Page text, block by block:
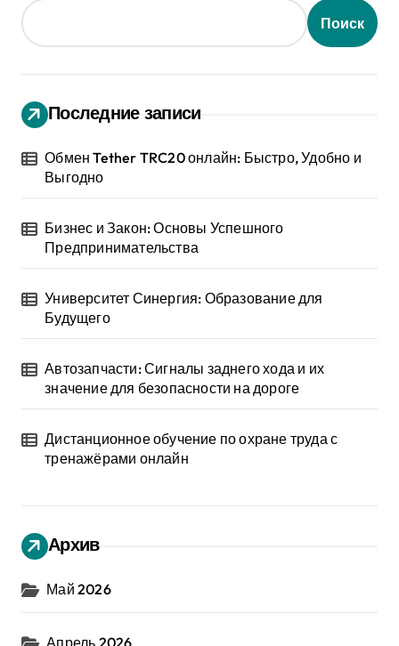
Поиск
Последние записи
Обмен Tether TRC20 онлайн: Быстро, Удобно и
Выгодно
Бизнес и Закон: Основы Успешного
Предпринимательства
Университет Синергия: Образование для
Будущего
Автозапчасти: Сигналы заднего хода и их
значение для безопасности на дороге
Дистанционное обучение по охране труда с
тренажёрами онлайн
Архив
Май 2026
Апрель 2026